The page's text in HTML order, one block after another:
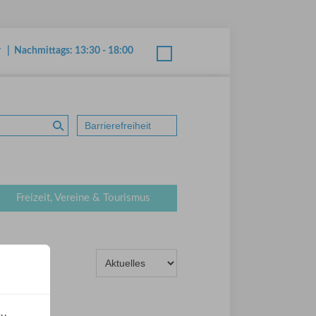
| Nachmittags: 13:30 - 18:00
Suche absenden
Barrierefreiheit
Freizeit, Vereine & Tourismus